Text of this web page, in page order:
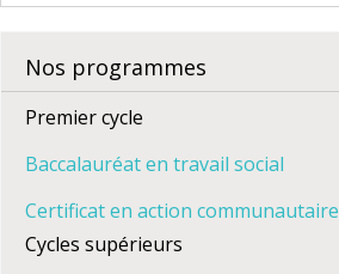
Nos programmes
Premier cycle
Baccalauréat en travail social
Certificat en action communautaire
Cycles supérieurs